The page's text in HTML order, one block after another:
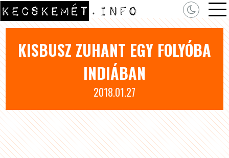
KISBUSZ ZUHANT EGY FOLYÓBA
INDIÁBAN
2018.01.27